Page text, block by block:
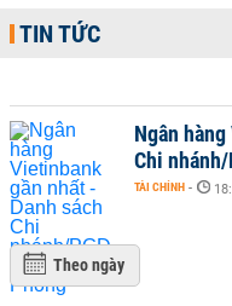
TIN TỨC
Ngân
Chi
TÀI CHÍNH -
Theo ngày